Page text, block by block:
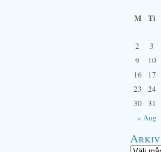
M Ti
« Aug
2
3
9
10
16
17
23
24
30 31
Arkiv